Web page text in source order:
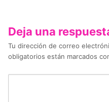
Deja una
Tu dirección de correo
obligatorios están marcados